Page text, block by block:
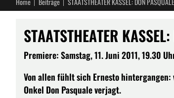
STAATSTHEATER
Premiere: Samstag, 11. Juni 2011, 19.30
Von allen fühlt sich Ernesto hintergangen:
Onkel Don Pasquale verjagt.